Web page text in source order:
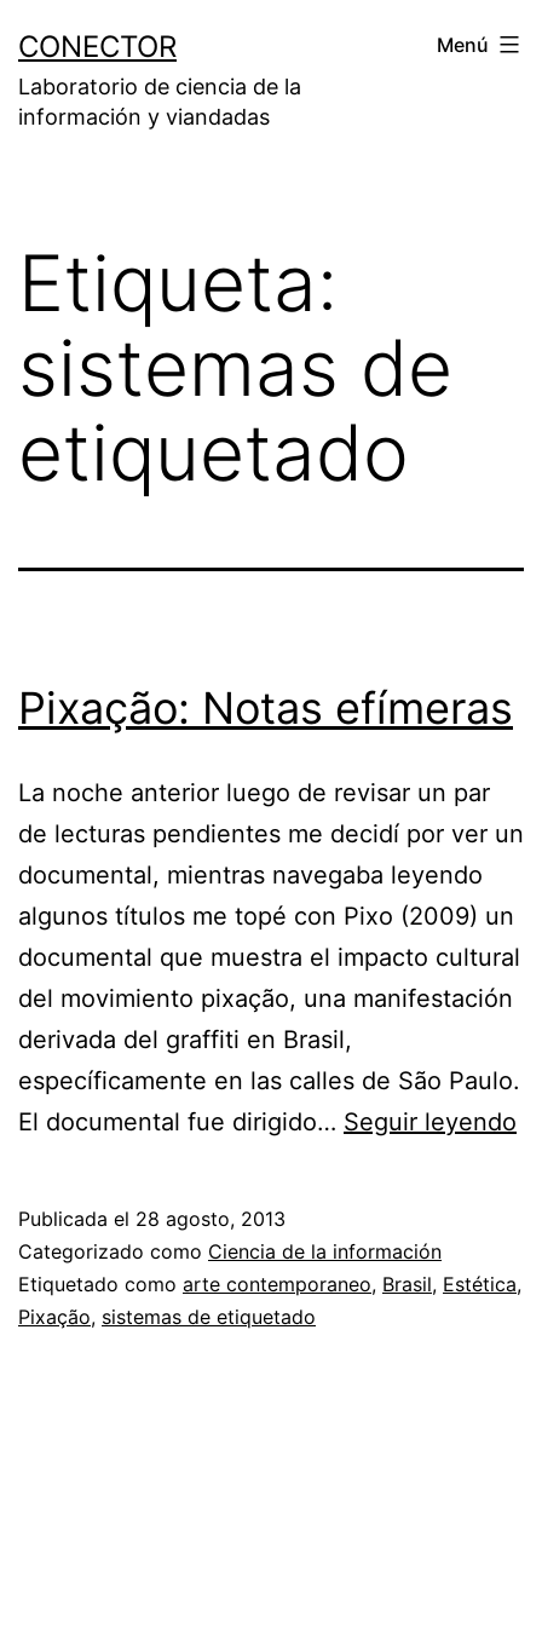
contenido
CONECTOR
Laboratorio de ciencia de la
información y viandadas
Menú
Etiqueta:
sistemas de
etiquetado
Pixação: Notas efímeras
La noche anterior luego de revisar un par
de lecturas pendientes me decidí por ver un
documental, mientras navegaba leyendo
algunos títulos me topé con Pixo (2009) un
documental que muestra el impacto cultural
del movimiento pixação, una manifestación
derivada del graffiti en Brasil,
específicamente en las calles de São Paulo.
El documental fue dirigido… Seguir leyendo
Publicada el 28 agosto, 2013
Categorizado como Ciencia de la información
Etiquetado como arte contemporaneo, Brasil, Estética,
Pixação, sistemas de etiquetado